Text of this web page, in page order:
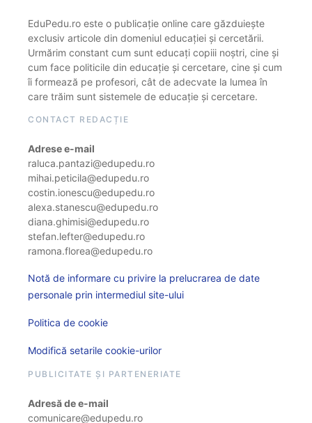
EduPedu.ro este o publicație online care găzduiește
exclusiv articole din domeniul educației și cercetării.
Urmărim constant cum sunt educați copiii noștri, cine și
cum face politicile din educație și cercetare, cine și cum
îi formează pe profesori, cât de adecvate la lumea în
care trăim sunt sistemele de educație și cercetare.
CONTACT REDACȚIE
Adrese e-mail
raluca.pantazi@edupedu.ro
mihai.peticila@edupedu.ro
costin.ionescu@edupedu.ro
alexa.stanescu@edupedu.ro
diana.ghimisi@edupedu.ro
stefan.lefter@edupedu.ro
ramona.florea@edupedu.ro
Notă de informare cu privire la prelucrarea de date
personale prin intermediul site-ului
Politica de cookie
Modifică setarile cookie-urilor
PUBLICITATE ȘI PARTENERIATE
Adresă de e-mail
comunicare@edupedu.ro